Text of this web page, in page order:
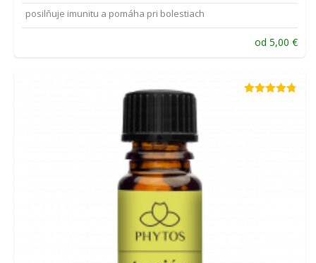
posilňuje imunitu a pomáha pri bolestiach
od 5,00 €